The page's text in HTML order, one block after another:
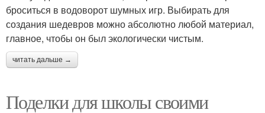
броситься в водоворот шумных игр. Выбирать для
создания шедевров можно абсолютно любой материал,
главное, чтобы он был экологически чистым.
читать дальше →
Поделки для школы своими